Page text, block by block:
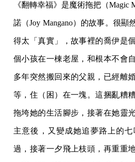
《翻轉幸福》是魔術拖把（Magic
諾（Joy Mangano）的故事。很顯
得太「真實」，故事裡的喬伊是
個小孩在一棟老屋，和根本不會
多年突然搬回來的父親，已經離
等，住（困）在一塊。這捆亂糟
拖垮她的生活腳步，接著在她靈
主意後，又變成她追夢路上的
過，接著一夕飛上枝頭，再重重